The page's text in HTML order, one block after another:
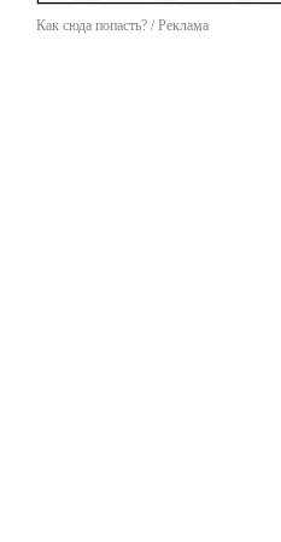
Как сюда попасть? / Реклама